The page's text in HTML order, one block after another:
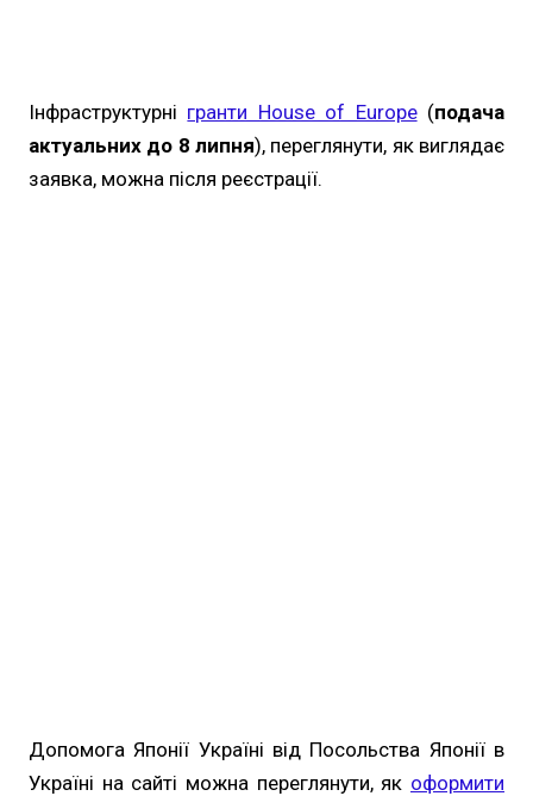
Інфраструктурні гранти House of Europe(подача
актуальних до 8 липня), переглянути, як виглядає
заявка, можна після реєстрації.
Допомога Японії Україні від Посольства Японії в
Україні на сайті можна переглянути, як оформити